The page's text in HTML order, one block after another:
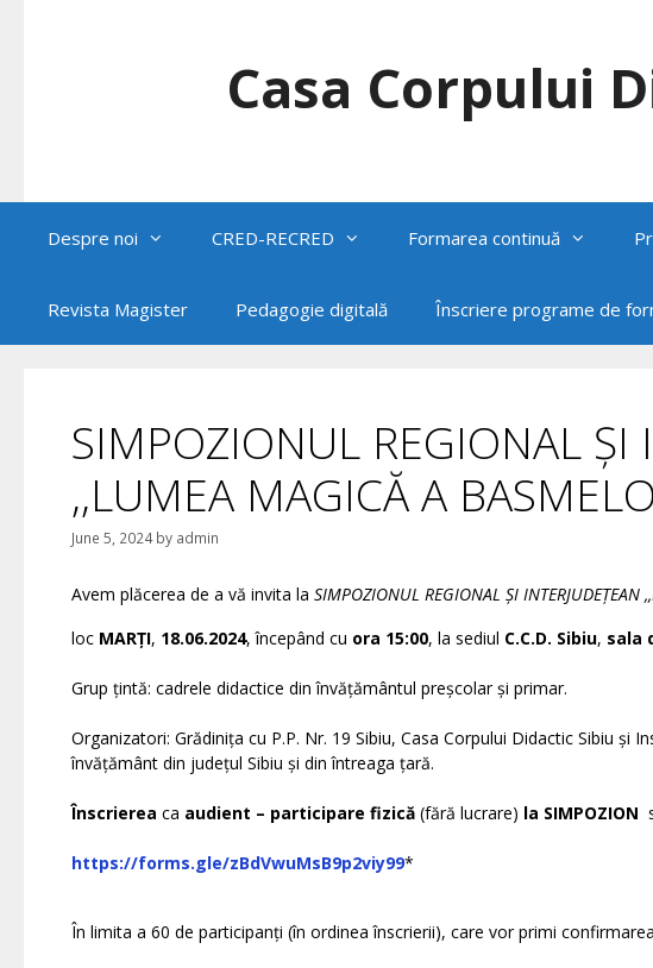
Casa Corpului
Despre noi CRED-RECRED Formarea continuă
Revista Magister Pedagogie digitală Înscriere programe de
SIMPOZIONUL REGIONAL ȘI
,,LUMEA MAGICĂ A
June 5, 2024 by admin
Avem plăcerea de a vă invita la SIMPOZIONUL REGIONAL ȘI INTERJUDEȚEAN
loc MARȚI, 18.06.2024, începând cu ora 15:00, la sediul C.C.D. Sibiu, sala
Grup țintă: cadrele didactice din învățământul preșcolar și primar.
Organizatori: Grădinița cu P.P. Nr. 19 Sibiu, Casa Corpului Didactic Sibiu și
învățământ din județul Sibiu și din întreaga țară.
Înscrierea ca audient – participare fizică(fără lucrare) la SIMPOZION
https://forms.gle/zBdVwuMsB9p2viy99*
În limita a 60 de participanți (în ordinea înscrierii), care vor primi